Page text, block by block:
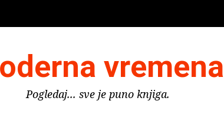
vremena
Pogledaj... sve je puno knjiga.